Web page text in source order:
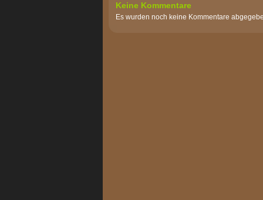
Keine Kommentare
Es wurden noch keine Kommentare